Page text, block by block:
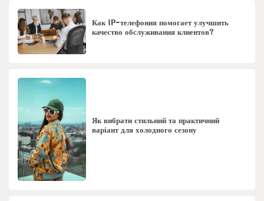
Как IP-телефония помогает улучшить
качество обслуживания клиентов?
Як вибрати стильний та практичний
варіант для холодного сезону